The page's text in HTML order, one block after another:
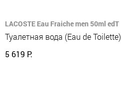
LACOSTE Eau Fraiche men 50ml edT
Туалетная вода (Eau de Toilette)
5 619 Р.